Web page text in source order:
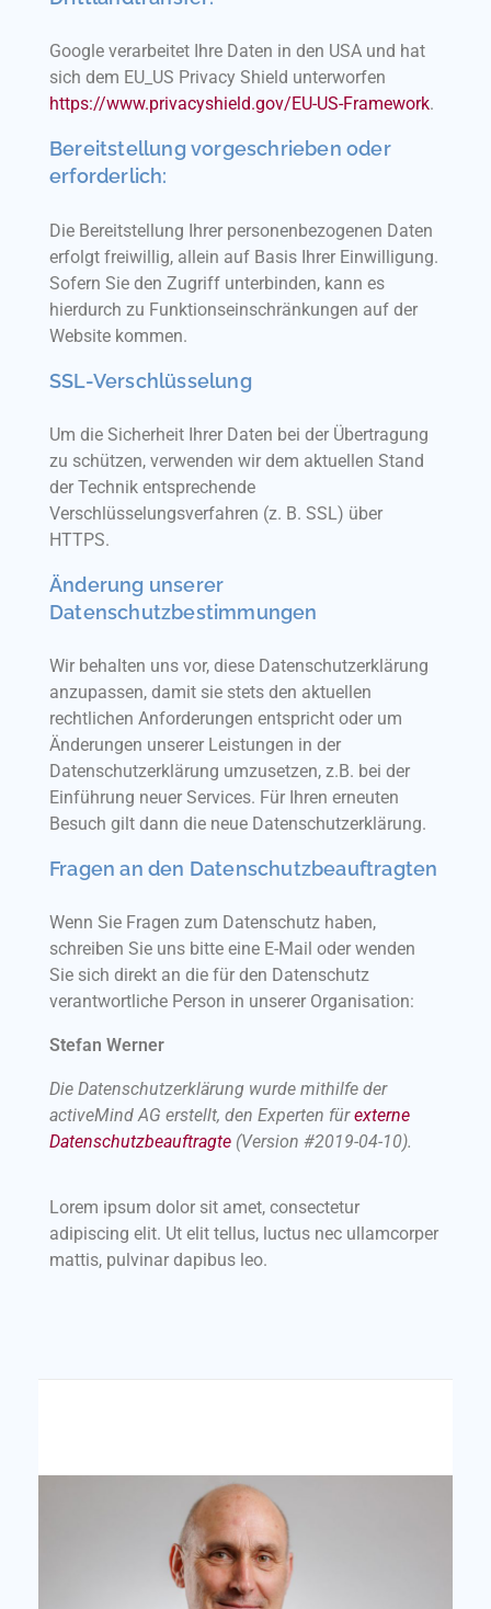
Google verarbeitet Ihre Daten in den USA und hat
sich dem EU_US Privacy Shield unterworfen
https://www.privacyshield.gov/EU-US-Framework.
Bereitstellung vorgeschrieben oder
erforderlich:
Die Bereitstellung Ihrer personenbezogenen Daten
erfolgt freiwillig, allein auf Basis Ihrer Einwilligung.
Sofern Sie den Zugriff unterbinden, kann es
hierdurch zu Funktionseinschränkungen auf der
Website kommen.
SSL-Verschlüsselung
Um die Sicherheit Ihrer Daten bei der Übertragung
zu schützen, verwenden wir dem aktuellen Stand
der Technik entsprechende
Verschlüsselungsverfahren (z. B. SSL) über
HTTPS.
Änderung unserer
Datenschutzbestimmungen
Wir behalten uns vor, diese Datenschutzerklärung
anzupassen, damit sie stets den aktuellen
rechtlichen Anforderungen entspricht oder um
Änderungen unserer Leistungen in der
Datenschutzerklärung umzusetzen, z.B. bei der
Einführung neuer Services. Für Ihren erneuten
Besuch gilt dann die neue Datenschutzerklärung.
Fragen an den Datenschutzbeauftragten
Wenn Sie Fragen zum Datenschutz haben,
schreiben Sie uns bitte eine E-Mail oder wenden
Sie sich direkt an die für den Datenschutz
verantwortliche Person in unserer Organisation:
Stefan Werner
Die Datenschutzerklärung wurde mithilfe der
activeMind AG erstellt, den Experten fürexterne
Datenschutzbeauftragte (Version #2019-04-10).
Lorem ipsum dolor sit amet, consectetur
adipiscing elit. Ut elit tellus, luctus nec ullamcorper
mattis, pulvinar dapibus leo.